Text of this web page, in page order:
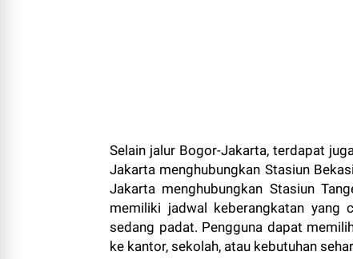
Selain jalur Bogor-Jakarta, terdapat
Jakarta menghubungkan Stasiun
Jakarta menghubungkan Stasiun
memiliki jadwal keberangkatan
sedang padat. Pengguna dapat
ke kantor, sekolah, atau kebutuhan